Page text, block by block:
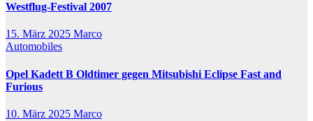
Westflug-Festival 2007
15. März 2025 Marco
Automobiles
Opel Kadett B Oldtimer gegen Mitsubishi Eclipse Fast and
Furious
10. März 2025 Marco